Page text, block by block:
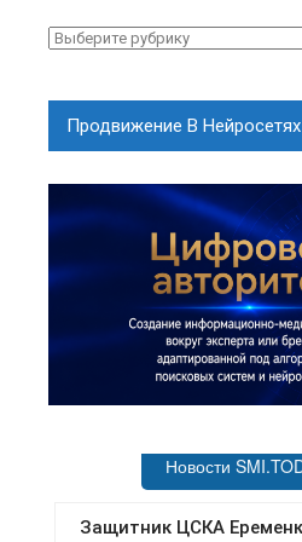
Рубрики
Продвижение В Нейросетях